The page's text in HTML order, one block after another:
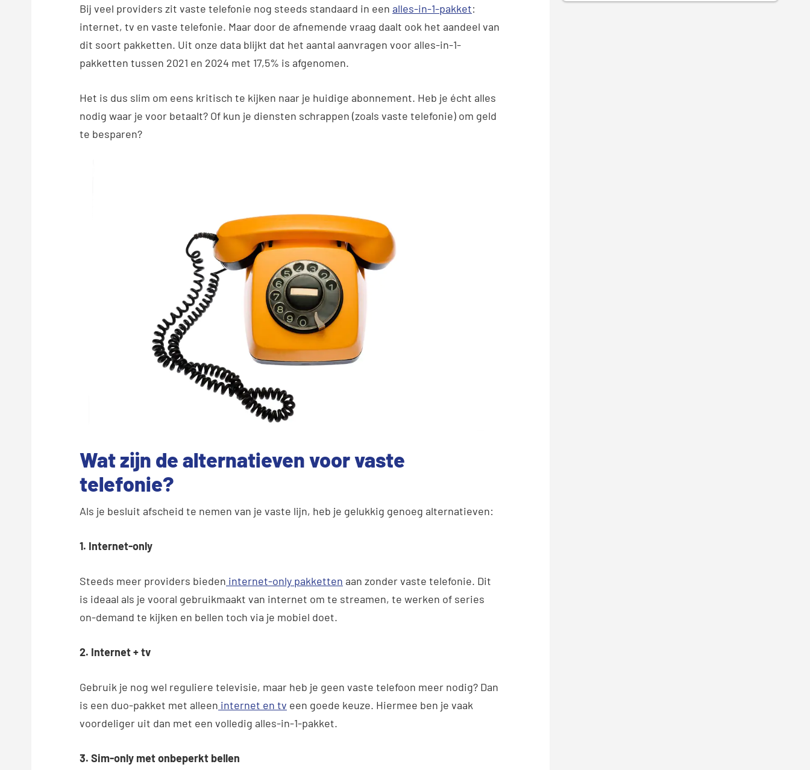
Bij veel providers zit vaste telefonie nog steeds standaard in een alles-in-1-pakket:
internet, tv en vaste telefonie. Maar door de afnemende vraag daalt ook het aandeel van
dit soort pakketten. Uit onze data blijkt dat het aantal aanvragen voor alles-in-1-
pakketten tussen 2021 en 2024 met 17,5% is afgenomen.
Het is dus slim om eens kritisch te kijken naar je huidige abonnement. Heb je écht alles
nodig waar je voor betaalt? Of kun je diensten schrappen (zoals vaste telefonie) om geld
te besparen?
Wat zijn de alternatieven voor vaste
telefonie?
Als je besluit afscheid te nemen van je vaste lijn, heb je gelukkig genoeg alternatieven:
1. Internet-only
Steeds meer providers bieden internet-only pakketten aan zonder vaste telefonie. Dit
is ideaal als je vooral gebruikmaakt van internet om te streamen, te werken of series
on-demand te kijken en bellen toch via je mobiel doet.
2. Internet + tv
Gebruik je nog wel reguliere televisie, maar heb je geen vaste telefoon meer nodig? Dan
is een duo-pakket met alleen internet en tv een goede keuze. Hiermee ben je vaak
voordeliger uit dan met een volledig alles-in-1-pakket.
3. Sim-only met onbeperkt bellen